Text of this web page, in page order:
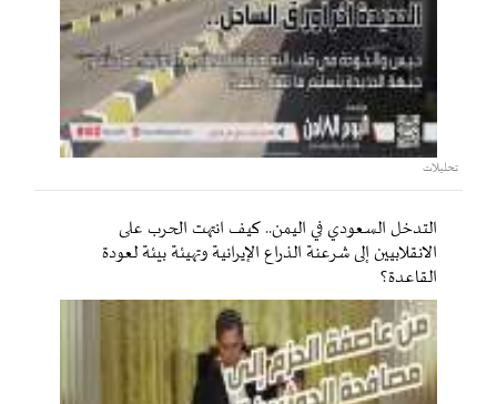
تحليلات
التدخل السعودي في اليمن.. كيف انتهت الحرب على
الانقلابيين إلى شرعنة الذراع الإيرانية وتهيئة بيئة لعودة
القاعدة؟